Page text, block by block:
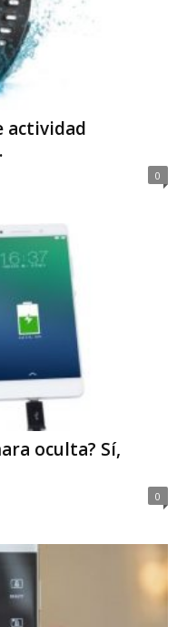
actividad
0
oculta? Sí,
0